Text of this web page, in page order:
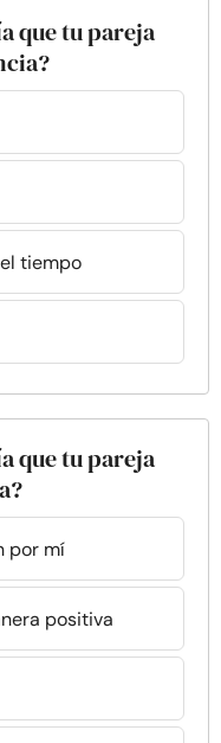
que tu pareja
tiempo
que tu pareja
por mí
positiva